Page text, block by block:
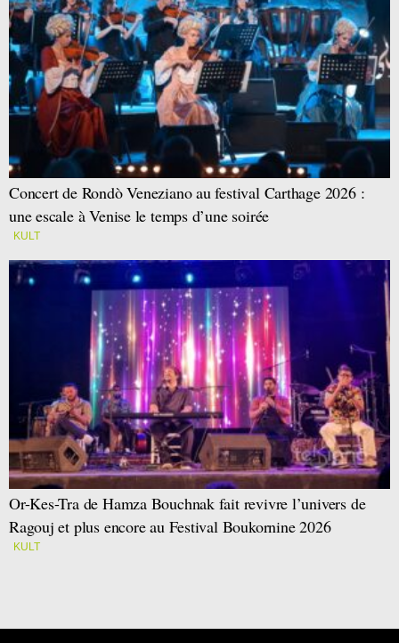
Concert de Rondò Veneziano au festival Carthage 2026 :
une escale à Venise le temps d’une soirée
KULT
Or-Kes-Tra de Hamza Bouchnak fait revivre l’univers de
Ragouj et plus encore au Festival Boukornine 2026
KULT